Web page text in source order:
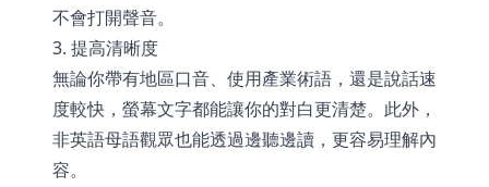
不會打開聲音。
3. 提高清晰度
無論你帶有地區口音、使用產業術語，還是說話速
度較快，螢幕文字都能讓你的對白更清楚。此外，
非英語母語觀眾也能透過邊聽邊讀，更容易理解內
容。